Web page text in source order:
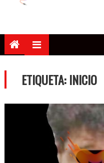
ETIQUETA:INICIO